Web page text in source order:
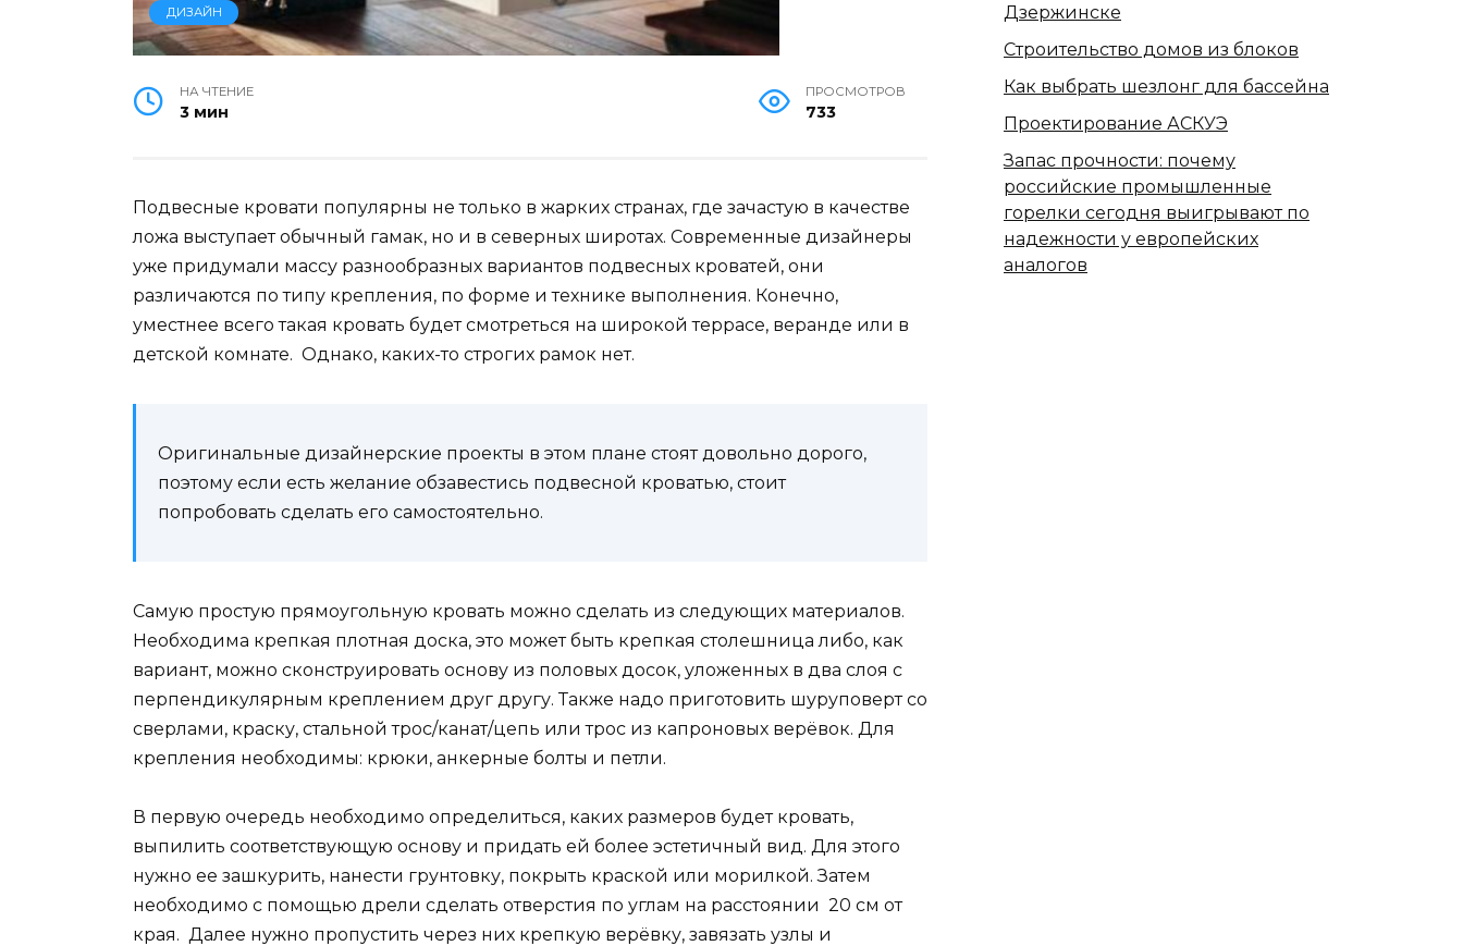
ДИЗАЙН
НА ЧТЕНИЕ
3 мин
ПРОСМОТРОВ
733
Подвесные кровати популярны не только в жарких странах, где зачастую в качестве
ложа выступает обычный гамак, но и в северных широтах. Современные дизайнеры
уже придумали массу разнообразных вариантов подвесных кроватей, они
различаются по типу крепления, по форме и технике выполнения. Конечно,
уместнее всего такая кровать будет смотреться на широкой террасе, веранде или в
детской комнате. Однако, каких-то строгих рамок нет.
Оригинальные дизайнерские проекты в этом плане стоят довольно дорого,
поэтому если есть желание обзавестись подвесной кроватью, стоит
попробовать сделать его самостоятельно.
Самую простую прямоугольную кровать можно сделать из следующих материалов.
Необходима крепкая плотная доска, это может быть крепкая столешница либо, как
вариант, можно сконструировать основу из половых досок, уложенных в два слоя с
перпендикулярным креплением друг другу. Также надо приготовить шуруповерт со
сверлами, краску, стальной трос/канат/цепь или трос из капроновых верёвок. Для
крепления необходимы: крюки, анкерные болты и петли.
В первую очередь необходимо определиться, каких размеров будет кровать,
выпилить соответствующую основу и придать ей более эстетичный вид. Для этого
нужно ее зашкурить, нанести грунтовку, покрыть краской или морилкой. Затем
необходимо с помощью дрели сделать отверстия по углам на расстоянии 20 см от
края. Далее нужно пропустить через них крепкую верёвку, завязать узлы и
Дзержинске
Строительство домов из блоков
Как выбрать шезлонг для бассейна
Проектирование АСКУЭ
Запас прочности: почему
российские промышленные
горелки сегодня выигрывают по
надежности у европейских
аналогов